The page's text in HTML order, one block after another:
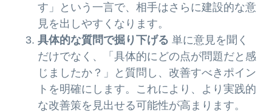
す」という一言で、相手はさらに建設的な意
見を出しやすくなります。
具体的な質問で掘り下げる 単に意見を聞く
だけでなく、「具体的にどの点が問題だと感
じましたか？」と質問し、改善すべきポイン
トを明確にします。これにより、より実践的
な改善策を見出せる可能性が高まります。